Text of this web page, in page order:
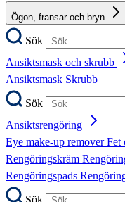
Ögon, fransar och bryn
Sök
Ansiktsmask och skrubb
Ansiktsmask Skrubb
Sök
Ansiktsrengöring
Eye make-up removerFet
Rengöringskräm
Rengöringspads